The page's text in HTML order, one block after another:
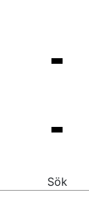
Sök